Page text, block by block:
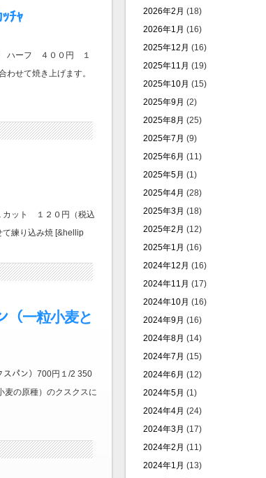
ﾁｬ
ハーフ ４００円 １
せて焼き上げます。
ット １２０円（税込
て練り込み焼 [&hellip
（一粒小麦と
スパン）700円１/2 350
麦の原種）のクスクスに
2026年2月 (18)
2026年1月 (16)
2025年12月 (16)
2025年11月 (19)
2025年10月 (15)
2025年9月 (2)
2025年8月 (25)
2025年7月 (9)
2025年6月 (11)
2025年5月 (1)
2025年4月 (28)
2025年3月 (18)
2025年2月 (12)
2025年1月 (16)
2024年12月 (16)
2024年11月 (17)
2024年10月 (16)
2024年9月 (16)
2024年8月 (14)
2024年7月 (15)
2024年6月 (12)
2024年5月 (1)
2024年4月 (24)
2024年3月 (17)
2024年2月 (11)
2024年1月 (13)